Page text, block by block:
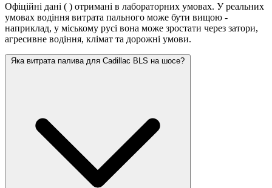
Офіційні дані ( ) отримані в лабораторних умовах. У реальних
умовах водіння витрата пального може бути вищою -
наприклад, у міському русі вона може зростати через затори,
агресивне водіння, клімат та дорожні умови.
Яка витрата палива для Cadillac BLS на шосе?